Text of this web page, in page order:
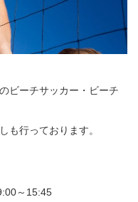
ビーチサッカー・ビーチ
も行っております。
～15:45